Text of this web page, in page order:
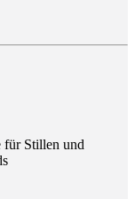
für Stillen und